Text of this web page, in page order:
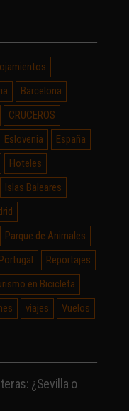
Barcelona
CRUCEROS
Eslovenia
España
Hoteles
Islas Baleares
Parque de Animales
Portugal
Reportajes
en Bicicleta
viajes Vuelos
¿Sevilla o